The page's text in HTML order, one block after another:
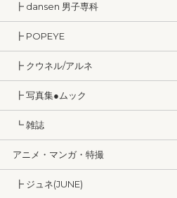
┣ dansen 男子専科
┣ POPEYE
┣ クウネル/アルネ
┣ 写真集●ムック
┗ 雑誌
アニメ・マンガ・特撮
┣ ジュネ(JUNE)